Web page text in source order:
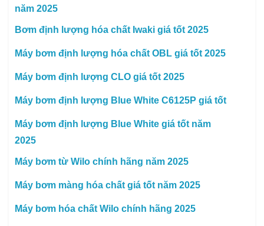
năm 2025
Bơm định lượng hóa chất Iwaki giá tốt 2025
Máy bơm định lượng hóa chất OBL giá tốt 2025
Máy bơm định lượng CLO giá tốt 2025
Máy bơm định lượng Blue White C6125P giá tốt
Máy bơm định lượng Blue White giá tốt năm
2025
Máy bơm từ Wilo chính hãng năm 2025
Máy bơm màng hóa chất giá tốt năm 2025
Máy bơm hóa chất Wilo chính hãng 2025